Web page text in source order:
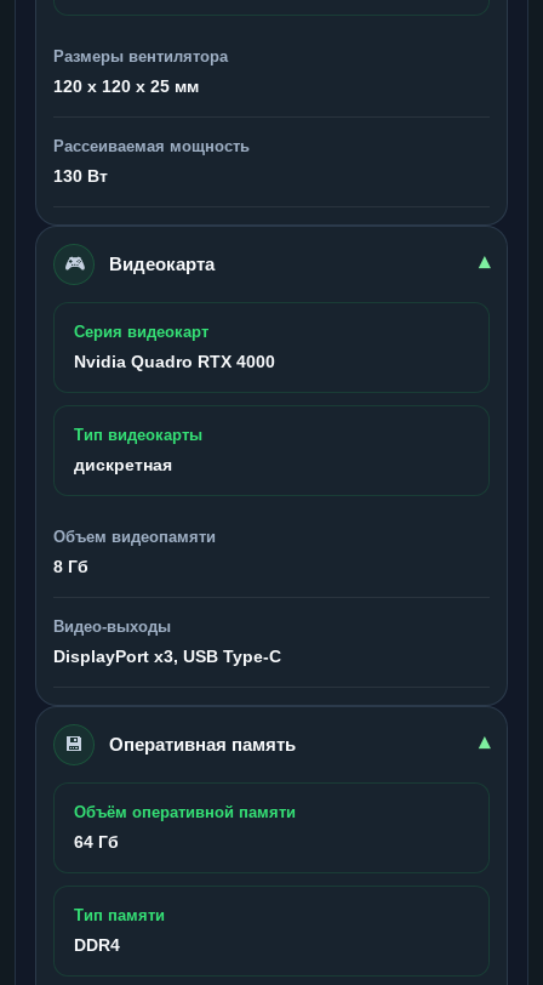
Размеры вентилятора
120 x 120 x 25 мм
Рассеиваемая мощность
130 Вт
🎮 Видеокарта ▾
Серия видеокарт
Nvidia Quadro RTX 4000
Тип видеокарты
дискретная
Объем видеопамяти
8 Гб
Видео-выходы
DisplayPort x3, USB Type-C
💾 Оперативная память ▾
Объём оперативной памяти
64 Гб
Тип памяти
DDR4